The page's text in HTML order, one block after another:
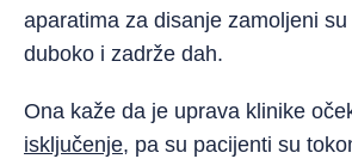
aparatima za disanje zamoljeni
duboko i zadrže dah.
Ona kaže da je uprava klinike
isključenje, pa su pacijenti su